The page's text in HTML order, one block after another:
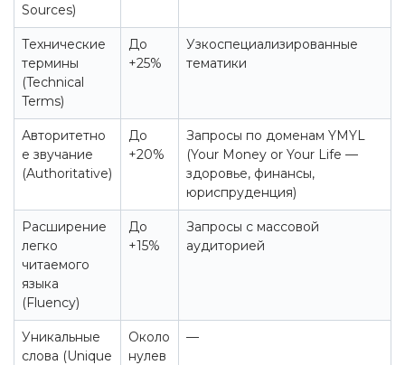
Sources)
Технические
термины
(Technical
Terms)
До
+25%
Узкоспециализированные
тематики
Авторитетно
е звучание
(Authoritative)
До
+20%
Запросы по доменам YMYL
(Your Money or Your Life —
здоровье, финансы,
юриспруденция)
Расширение
легко
читаемого
языка
(Fluency)
До
+15%
Запросы с массовой
аудиторией
Уникальные
слова (Unique
Около
нулев
—